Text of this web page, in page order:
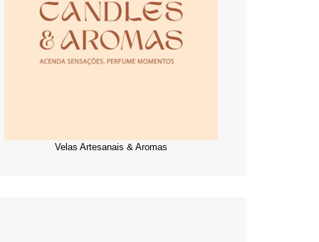
Velas Artesanais & Aromas